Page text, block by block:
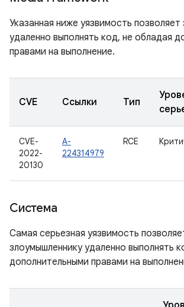
Указанная ниже уязвимость
удаленно выполнять код, не обладая
правами на выполнение.
CVE Ссылки Тип
CVE-
2022-
20130
A-
224314979
RCE
Система
Самая серьезная уязвимость
злоумышленнику удаленно выполнять
дополнительными правами на